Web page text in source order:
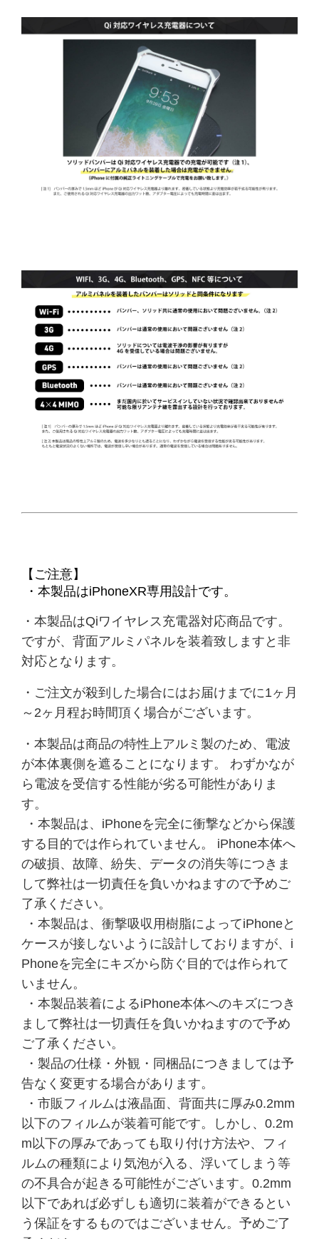
【ご注意】
・本製品はiPhoneXR専用設計です。
・本製品はQiワイヤレス充電器対応商品です。
ですが、背面アルミパネルを装着致しますと非
対応となります。
・ご注文が殺到した場合にはお届けまでに1ヶ月
～2ヶ月程お時間頂く場合がございます。
・本製品は商品の特性上アルミ製のため、電波
が本体裏側を遮ることになります。 わずかなが
ら電波を受信する性能が劣る可能性がありま
す。
・本製品は、iPhoneを完全に衝撃などから保護
する目的では作られていません。 iPhone本体へ
の破損、故障、紛失、データの消失等につきま
して弊社は一切責任を負いかねますので予めご
了承ください。
・本製品は、衝撃吸収用樹脂によってiPhoneと
ケースが接しないように設計しておりますが、i
Phoneを完全にキズから防ぐ目的では作られて
いません。
・本製品装着によるiPhone本体へのキズにつき
まして弊社は一切責任を負いかねますので予め
ご了承ください。
・製品の仕様・外観・同梱品につきましては予
告なく変更する場合があります。
・市販フィルムは液晶面、背面共に厚み0.2mm
以下のフィルムが装着可能です。しかし、0.2m
m以下の厚みであっても取り付け方法や、フィ
ルムの種類により気泡が入る、浮いてしまう等
の不具合が起きる可能性がございます。0.2mm
以下であれば必ずしも適切に装着ができるとい
う保証をするものではございません。予めご了